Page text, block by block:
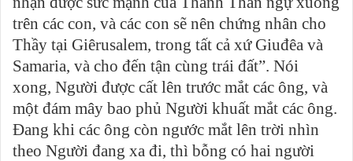
trên các con, và các con sẽ nên chứng nhân cho
Thầy tại Giêrusalem, trong tất cả xứ Giuđêa và
Samaria, và cho đến tận cùng trái đất”. Nói
xong, Người được cất lên trước mắt các ông, và
một đám mây bao phủ Người khuất mắt các ông.
Đang khi các ông còn ngước mắt lên trời nhìn
theo Người đang xa đi, thì bỗng có hai người